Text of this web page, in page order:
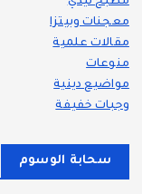
معجنات وبيتزا
مقالات علمية
منوعات
مواضيع دينية
وجبات خفيفة
سحابة الوسوم